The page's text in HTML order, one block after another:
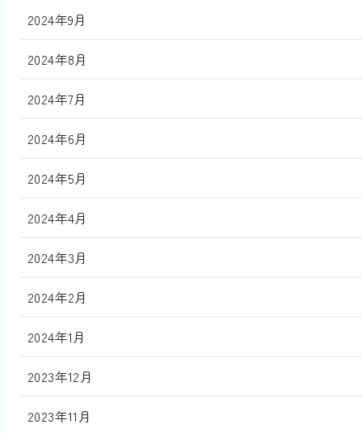
2024年9月
2024年8月
2024年7月
2024年6月
2024年5月
2024年4月
2024年3月
2024年2月
2024年1月
2023年12月
2023年11月